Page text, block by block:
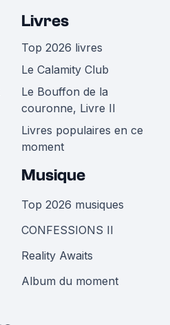
Livres
Top 2026 livres
Le Calamity Club
Le Bouffon de la
couronne, Livre II
Livres populaires en ce
moment
Musique
Top 2026 musiques
CONFESSIONS II
Reality Awaits
Album du moment